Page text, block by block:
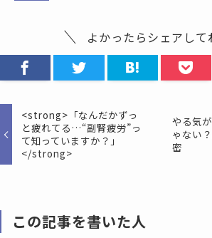
よかったらシェアして
<strong>「なんだかずっ
と疲れてる…“副腎疲労”っ
て知っていますか？」
</strong>
やる気
ゃない
密
この記事を書いた人